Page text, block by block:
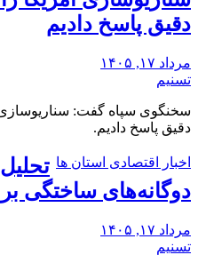
دقیق‌ پاسخ دادیم
مرداد ۱۷, ۱۴۰۵
تسنیم
سخنگوی سپاه گفت: سناریوسازی
دقیق‌ پاسخ دادیم.
اخبار اقتصادی استان ها
دوگانه‌های ساختگی
مرداد ۱۷, ۱۴۰۵
تسنیم